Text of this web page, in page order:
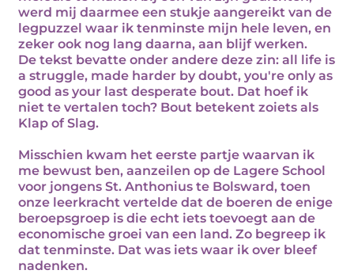
werd mij daarmee een stukje aangereikt van de
legpuzzel waar ik tenminste mijn hele leven, en
zeker ook nog lang daarna, aan blijf werken.
De tekst bevatte onder andere deze zin: all life is
a struggle, made harder by doubt, you're only as
good as your last desperate bout. Dat hoef ik
niet te vertalen toch? Bout betekent zoiets als
Klap of Slag.
Misschien kwam het eerste partje waarvan ik
me bewust ben, aanzeilen op de Lagere School
voor jongens St. Anthonius te Bolsward, toen
onze leerkracht vertelde dat de boeren de enige
beroepsgroep is die echt iets toevoegt aan de
economische groei van een land. Zo begreep ik
dat tenminste. Dat was iets waar ik over bleef
nadenken.